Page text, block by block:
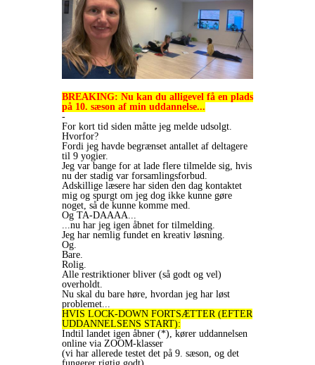
BREAKING: Nu kan du alligevel få en plads
på 10. sæson af min uddannelse...
-
For kort tid siden måtte jeg melde udsolgt.
Hvorfor?
Fordi jeg havde begrænset antallet af deltagere
til 9 yogier.
Jeg var bange for at lade flere tilmelde sig, hvis
nu der stadig var forsamlingsforbud.
Adskillige læsere har siden den dag kontaktet
mig og spurgt om jeg dog ikke kunne gøre
noget, så de kunne komme med.
Og TA-DAAAA...
...nu har jeg igen åbnet for tilmelding.
Jeg har nemlig fundet en kreativ løsning.
Og.
Bare.
Rolig.
Alle restriktioner bliver (så godt og vel)
overholdt.
Nu skal du bare høre, hvordan jeg har løst
problemet...
HVIS LOCK-DOWN FORTSÆTTER (EFTER
UDDANNELSENS START):
Indtil landet igen åbner (*), kører uddannelsen
online via ZOOM-klasser
(vi har allerede testet det på 9. sæson, og det